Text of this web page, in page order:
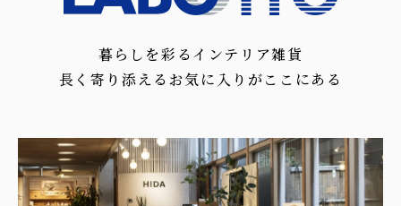
暮らしを彩るインテリア雑貨
長く寄り添えるお気に入りがここにある